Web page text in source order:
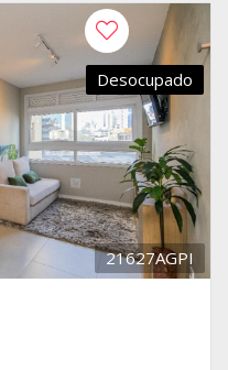
Desocupado
21627AGPI